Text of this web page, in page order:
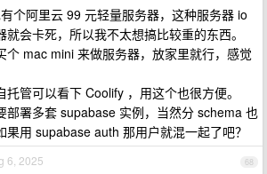
个阿里云 99 元轻量服务器，这种服务器 io
会卡死，所以我不太想搞比较重的东西。
个 mac mini 来做服务器，放家里就行，感觉
管可以看下 Coolify ，用这个也很方便。
部署多套 supabase 实例，当然分 schema 也
果用 supabase auth 那用户就混一起了吧？
68
6, 2025